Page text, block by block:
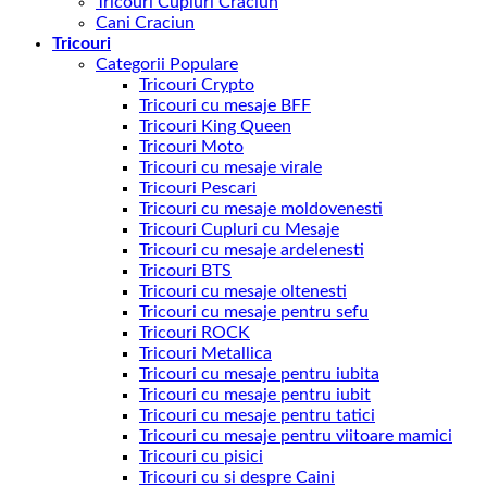
Cani Craciun
Tricouri
Categorii Populare
Tricouri Crypto
Tricouri cu mesaje BFF
Tricouri King Queen
Tricouri Moto
Tricouri cu mesaje virale
Tricouri Pescari
Tricouri cu mesaje moldovenesti
Tricouri Cupluri cu Mesaje
Tricouri cu mesaje ardelenesti
Tricouri BTS
Tricouri cu mesaje oltenesti
Tricouri cu mesaje pentru sefu
Tricouri ROCK
Tricouri Metallica
Tricouri cu mesaje pentru iubita
Tricouri cu mesaje pentru iubit
Tricouri cu mesaje pentru tatici
Tricouri cu mesaje pentru viitoare mamici
Tricouri cu pisici
Tricouri cu si despre Caini